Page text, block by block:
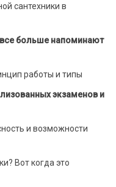
сантехники в
больше напоминают
работы и типы
экзаменов и
и возможности
Вот когда это